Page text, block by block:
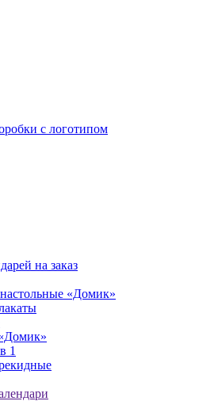
с логотипом
на заказ
«Домик»
1